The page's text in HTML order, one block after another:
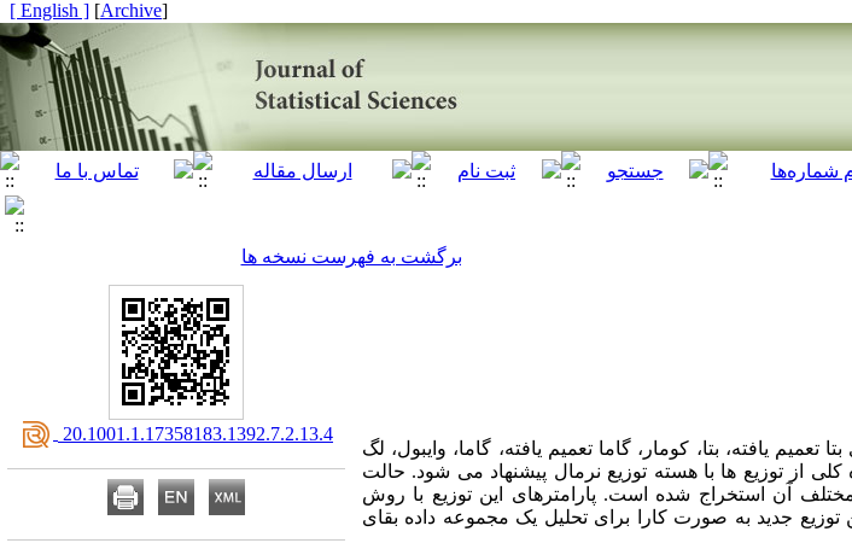
[
Archive
]
[ English ]
برگشت به فهرست نسخه ها
یافته، بتا، کومار، گاما تعمیم یافته، گاما، وایبول، لگ
از توزیع ها با هسته توزیع نرمال پیشنهاد می شود. حالت
آن استخراج شده است. پارامترهای این توزیع با روش
جدید به صورت کارا برای تحلیل یک مجموعه داده بقای
‎ 20.1001.1.17358183.1392.7.2.13.4